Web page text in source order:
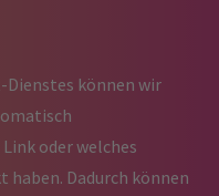
können wir
oder welches
haben. Dadurch können